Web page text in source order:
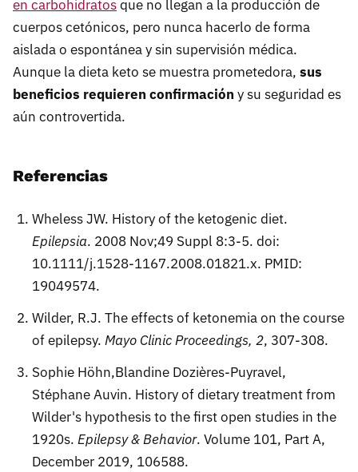
en carbohidratosque no llegan a la producción de
cuerpos cetónicos, pero nunca hacerlo de forma
aislada o espontánea y sin supervisión médica.
Aunque la dieta keto se muestra prometedora, sus
beneficios requieren confirmación y su seguridad es
aún controvertida.
Referencias
Wheless JW. History of the ketogenic diet.
Epilepsia. 2008 Nov;49 Suppl 8:3-5. doi:
10.1111/j.1528-1167.2008.01821.x. PMID:
19049574.
Wilder, R.J. The effects of ketonemia on the course
of epilepsy. Mayo Clinic Proceedings, 2, 307-308.
Sophie Höhn,Blandine Dozières-Puyravel,
Stéphane Auvin. History of dietary treatment from
Wilder's hypothesis to the first open studies in the
1920s. Epilepsy & Behavior. Volume 101, Part A,
December 2019, 106588.